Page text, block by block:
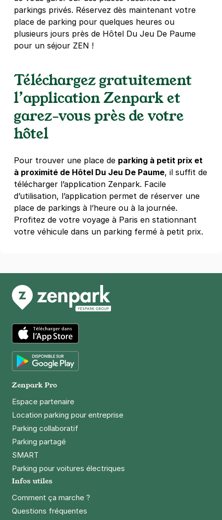
+ Abonnements disponibles
Paris - Bastille - boulevard Bourdon
4,3(246 avis)
4 €/heure,32 €/jour,100 €/semaine(tarifs dégressifs)
Réserver
Rambuteau
75003Paris
4,6(212 avis)
4 €/heure ,36 €/jour, 100 €/semaine(tarifs dégressifs)
Citadines
4 rue des Grands Augustins
75006Paris
4 €/heure,41 €/jour,
Réserver
+ Abonnements disponibles
Paris - Bastille - Roquette Extérieur
33 rue de la Roquette
75011
4 €/heure
Réserver
+ Abonnements disponibles
parkings privés. Réservez dès maintenant votre
place de parking pour quelques heures ou
plusieurs jours près de Hôtel Du Jeu De Paume
pour un séjour ZEN !
Téléchargez gratuitement
l’application Zenpark et
garez-vous près de votre
hôtel
Pour trouver une place de parking à petit prix et
à proximité de Hôtel Du Jeu De Paume, il suffit de
télécharger l’application Zenpark. Facile
d’utilisation, l’application permet de réserver une
place de parkings à l’heure ou à la journée.
Profitez de votre voyage à Paris en stationnant
votre véhicule dans un parking fermé à petit prix.
App Store
Zenpark Pro
Espace partenaire
Location parking pour entreprise
Parking collaboratif
Parking partagé
SMART
Parking pour voitures électriques
Infos utiles
Comment ça marche ?
Questions fréquentes